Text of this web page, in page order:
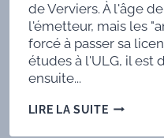
de Verviers. À l'âge
l'émetteur, mais les
forcé à passer sa
études à l'ULG, il est
ensuite...
LIRE LA SUITEC'EST
LES